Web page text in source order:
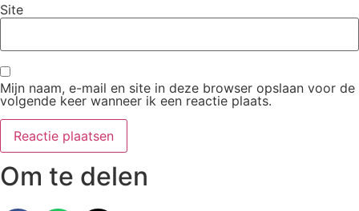
Site
Mijn naam, e-mail en site in deze browser opslaan voor de
volgende keer wanneer ik een reactie plaats.
Om te delen